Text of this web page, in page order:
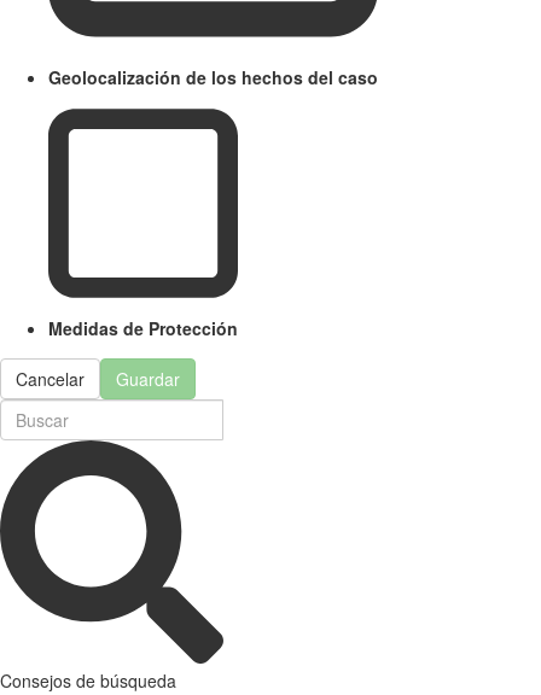
Geolocalización de los hechos del caso
Medidas de Protección
Cancelar Guardar
Consejos de búsqueda